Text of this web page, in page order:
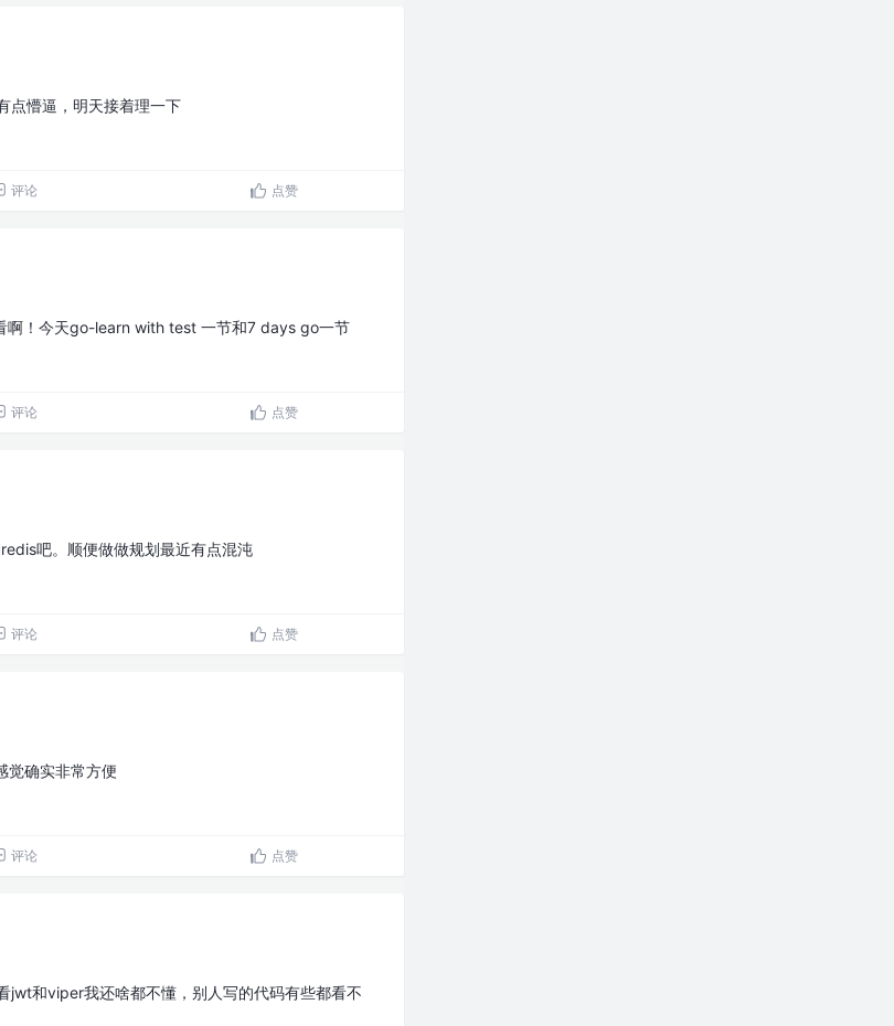
点懵逼，明天接着理一下
评论 点赞
啊！今天go-learn with test 一节和7 days go一节
评论 点赞
吧。顺便做做规划最近有点混沌
评论 点赞
觉确实非常方便
评论 点赞
jwt和viper我还啥都不懂，别人写的代码有些都看不